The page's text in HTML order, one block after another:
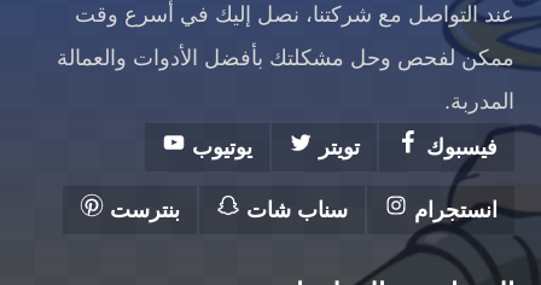
عند التواصل مع شركتنا، نصل إليك في أسرع وقت
ممكن لفحص وحل مشكلتك بأفضل الأدوات والعمالة
المدربة.
فيسبوك
تويتر يوتيوب
انستجرام سناب شات بنترست